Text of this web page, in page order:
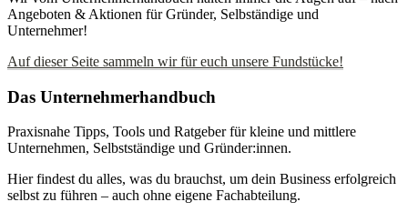
Angeboten & Aktionen für Gründer, Selbständige und
Unternehmer!
Auf dieser Seite sammeln wir für euch unsere Fundstücke!
Das Unternehmerhandbuch
Praxisnahe Tipps, Tools und Ratgeber für kleine und mittlere
Unternehmen, Selbstständige und Gründer:innen.
Hier findest du alles, was du brauchst, um dein Business erfolgreich
selbst zu führen – auch ohne eigene Fachabteilung.